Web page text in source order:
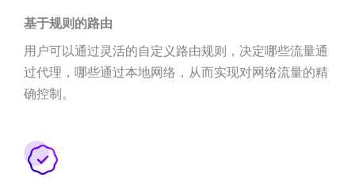
基于规则的路由
用户可以通过灵活的自定义路由规则，决定哪些流量通
过代理，哪些通过本地网络，从而实现对网络流量的精
确控制。